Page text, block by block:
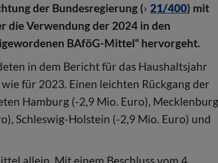
der Bundesregierung ( 21/400) mit
die Verwendung der 2024 in den
BAföG-Mittel“ hervorgeht.
in dem Bericht für das Haushaltsjahr
für 2023. Einen leichten Rückgang der
Hamburg (-2,9 Mio. Euro),
Schleswig-Holstein (-2,9 Mio. Euro) und
allein. Mit einem Beschluss vom 4.